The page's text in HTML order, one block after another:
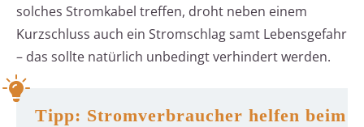
solches Stromkabel treffen, droht neben einem
Kurzschluss auch ein Stromschlag samt Lebensgefahr
– das sollte natürlich unbedingt verhindert werden.
Tipp: Stromverbraucher helfen beim